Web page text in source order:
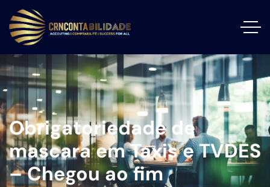
Obrigatoriedade de
mascara em Taxis e TVDES
– Chegou ao fim